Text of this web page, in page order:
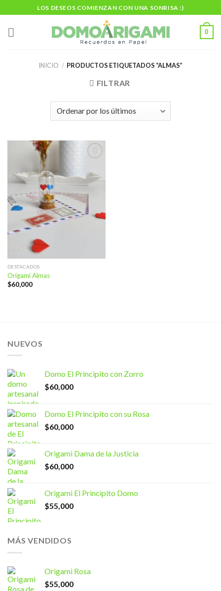
to
content
LOS DESEOS COMIENZAN CON UNA SONRISA :)
0
INICIO / PRODUCTOS ETIQUETADOS “ALMAS”
FILTRAR
Añadir
lista de
deseos
DESTACADOS
Origami Almas
$60,000
NUEVOS
Domo El Principito con Zorro
$60,000
Domo El Principito con su Rosa
$60,000
Origami Dama de la Justicia
$60,000
Origami El Principito Domo
$55,000
MÁS VENDIDOS
Origami Rosa
$55,000